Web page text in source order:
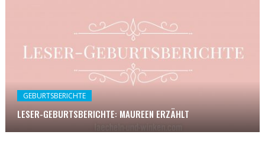
GEBURTSBERICHTE
LESER-GEBURTSBERICHTE: MAUREEN ERZÄHLT